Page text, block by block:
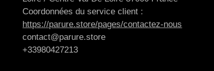
Coordonnées du service client :
https://parure.store/pages/contactez-nous
contact@parure.store
+33980427213